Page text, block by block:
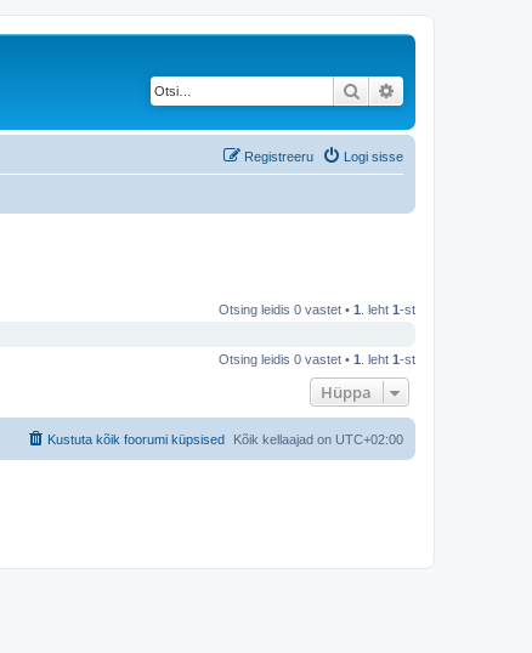
Otsi
Logi sisse
Registreeru
Otsing leidis 0 vastet • 1 . leht 1-st
Otsing leidis 0 vastet • 1 . leht 1-st
Hüppa
Kõik kellaajad on UTC+02:00
Kustuta kõik foorumi küpsised